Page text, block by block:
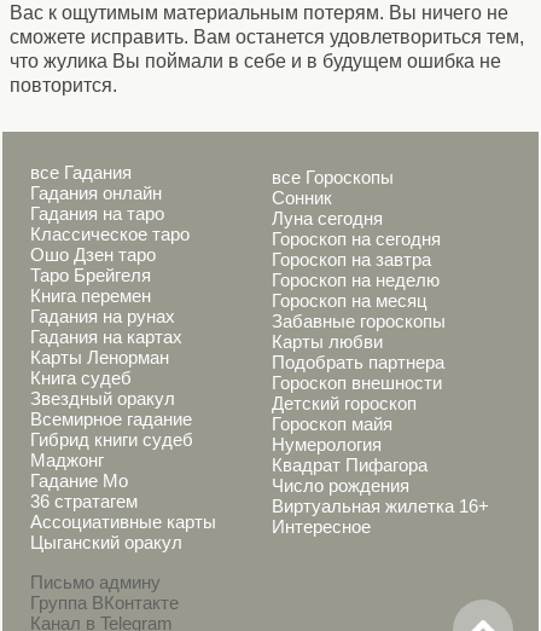
Вас к ощутимым материальным потерям. Вы ничего не
сможете исправить. Вам останется удовлетвориться тем,
что жулика Вы поймали в себе и в будущем ошибка не
повторится.
все Гадания
Гадания онлайн
Гадания на таро
Классическое таро
Ошо Дзен таро
Таро Брейгеля
Книга перемен
Гадания на рунах
Гадания на картах
Карты Ленорман
Книга судеб
Звездный оракул
Всемирное гадание
Гибрид книги судеб
Маджонг
Гадание Мо
36 стратагем
Ассоциативные карты
Цыганский оракул
Письмо админу
Группа ВКонтакте
Канал в Telegram
все Гороскопы
Сонник
Луна сегодня
Гороскоп на сегодня
Гороскоп на завтра
Гороскоп на неделю
Гороскоп на месяц
Забавные гороскопы
Карты любви
Подобрать партнера
Гороскоп внешности
Детский гороскоп
Гороскоп майя
Нумерология
Квадрат Пифагора
Число рождения
Виртуальная жилетка 16+
Интересное